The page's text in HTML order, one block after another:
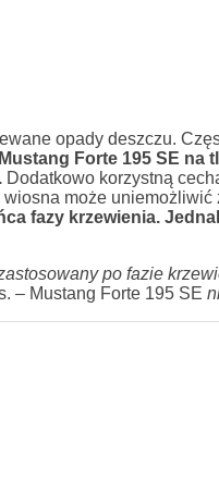
opady deszczu.
Mustang Forte 195 SE na
Dodatkowo korzystną
może
fazy krzewienia.
po fazie
– Mustang Forte 195 SE